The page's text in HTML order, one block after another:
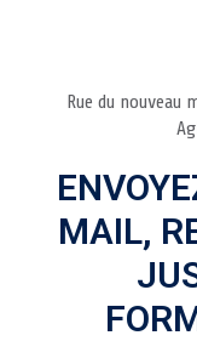
Rue du nouveau
MAIL,